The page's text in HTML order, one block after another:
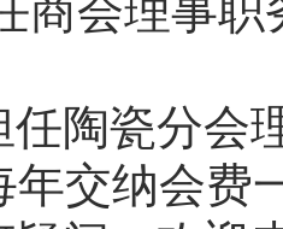
商会理事
任陶瓷分会
年交纳会费